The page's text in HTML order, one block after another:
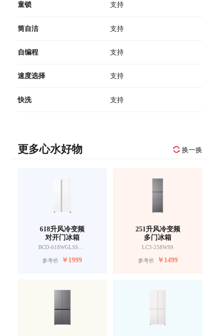
童锁 支持
筒自洁 支持
自编程 支持
速度选择 支持
快洗 支持
更多心水好物 换一换
618升风冷变频
对开门冰箱
BCD-618WGLSSEDW9
参考价 ￥1999
251升风冷变频
多门冰箱
LC3-258WS9
参考价 ￥1499